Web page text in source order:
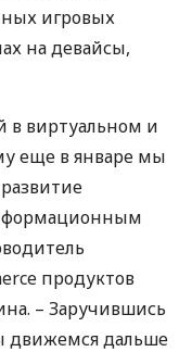
игровых
на девайсы,
в виртуальном и
еще в январе мы
продуктов
– Заручившись
движемся дальше